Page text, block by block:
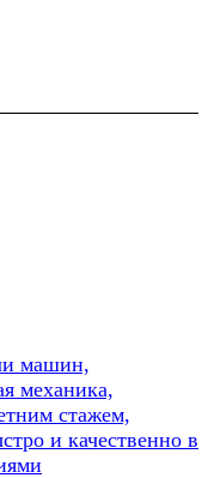
машин,
механика,
стажем,
и качественно в